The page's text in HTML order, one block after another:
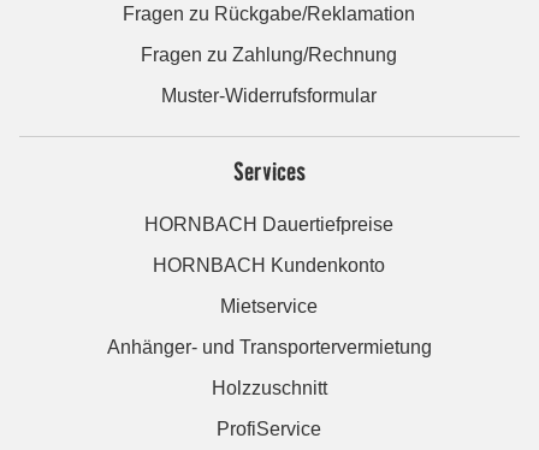
Fragen zu Rückgabe/Reklamation
Fragen zu Zahlung/Rechnung
Muster-Widerrufsformular
Services
HORNBACH Dauertiefpreise
HORNBACH Kundenkonto
Mietservice
Anhänger- und Transportervermietung
Holzzuschnitt
ProfiService